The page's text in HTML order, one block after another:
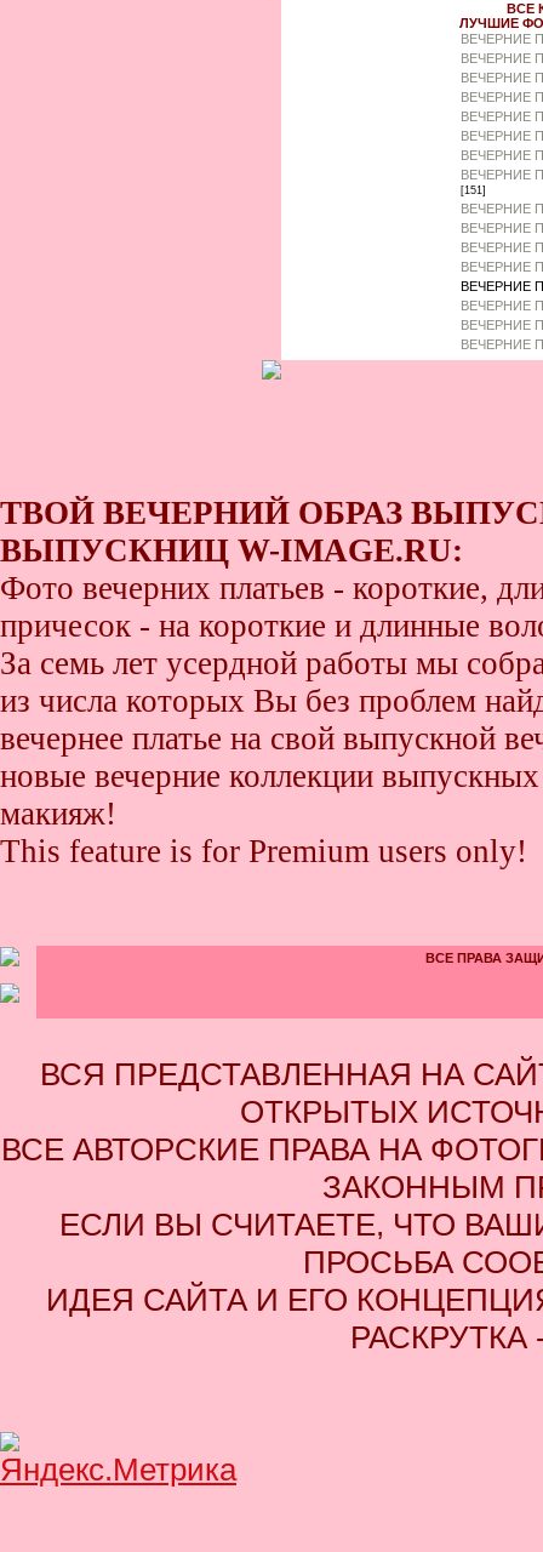
ВСЕ
ЛУЧШИЕ
ВЕЧЕРНИЕ
ВЕЧЕРНИЕ
ВЕЧЕРНИЕ
ВЕЧЕРНИЕ
ВЕЧЕРНИЕ
ВЕЧЕРНИЕ
ВЕЧЕРНИЕ
ВЕЧЕРНИЕ
[151]
ВЕЧЕРНИЕ
ВЕЧЕРНИЕ
ВЕЧЕРНИЕ
ВЕЧЕРНИЕ
ВЕЧЕРНИЕ
ВЕЧЕРНИЕ
ВЕЧЕРНИЕ
ВЕЧЕРНИЕ
ТВОЙ ВЕЧЕРНИЙ ОБРАЗ
ВЫПУСКНИЦ W-IMAGE.RU:
Фото вечерних платьев - короткие,
причесок - на короткие и длинные
За семь лет усердной работы мы
из числа которых Вы без проблем
вечернее платье на свой выпускной
новые вечерние коллекции
макияж!
This feature is for Premium users only!
ВСЕ ПРАВА
ВСЯ ПРЕДСТАВЛЕННАЯ НА
ОТКРЫТЫХ
ВСЕ АВТОРСКИЕ ПРАВА НА
ЗАКОННЫМ
ЕСЛИ ВЫ СЧИТАЕТЕ, ЧТО
ПРОСЬБА
ИДЕЯ САЙТА И ЕГО
РАСКРУТКА